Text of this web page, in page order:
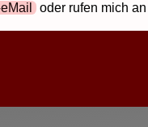
eMail oder rufen mich